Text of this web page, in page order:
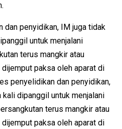
dan penyidikan, IM juga tidak
untuk menjalani
terus mangkir atau
paksa oleh aparat di
penyelidikan dan penyidikan,
dipanggil untuk menjalani
terus mangkir atau
paksa oleh aparat di